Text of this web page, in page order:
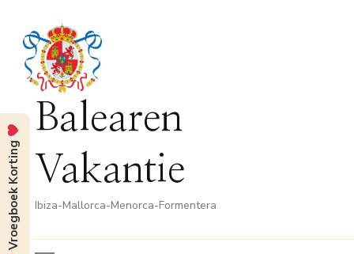
Balearen
Vakantie
Ibiza-Mallorca-Menorca-Formentera
Vroegboek Korting